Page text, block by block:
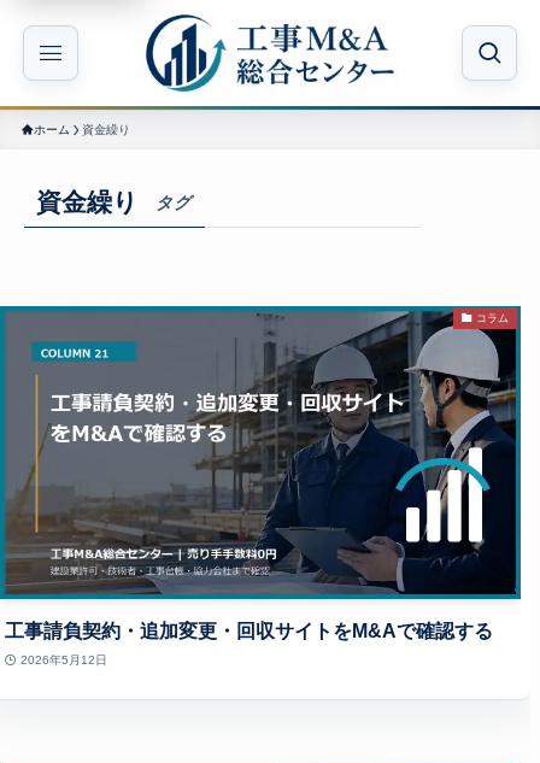
ホーム 資金繰り
資金繰り タグ
コラム
工事請負契約・追加変更・回収サイトをM&Aで確認する
2026年5月12日